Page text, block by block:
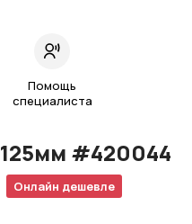
Помощь
специалиста
Онлайн дешевле
#420044